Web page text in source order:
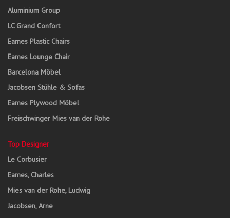
Aluminium Group
LC Grand Confort
Eames Plastic Chairs
Eames Lounge Chair
Barcelona Möbel
Jacobsen Stühle & Sofas
Eames Plywood Möbel
Freischwinger Mies van der Rohe
Top Designer
Le Corbusier
Eames, Charles
Mies van der Rohe, Ludwig
Jacobsen, Arne